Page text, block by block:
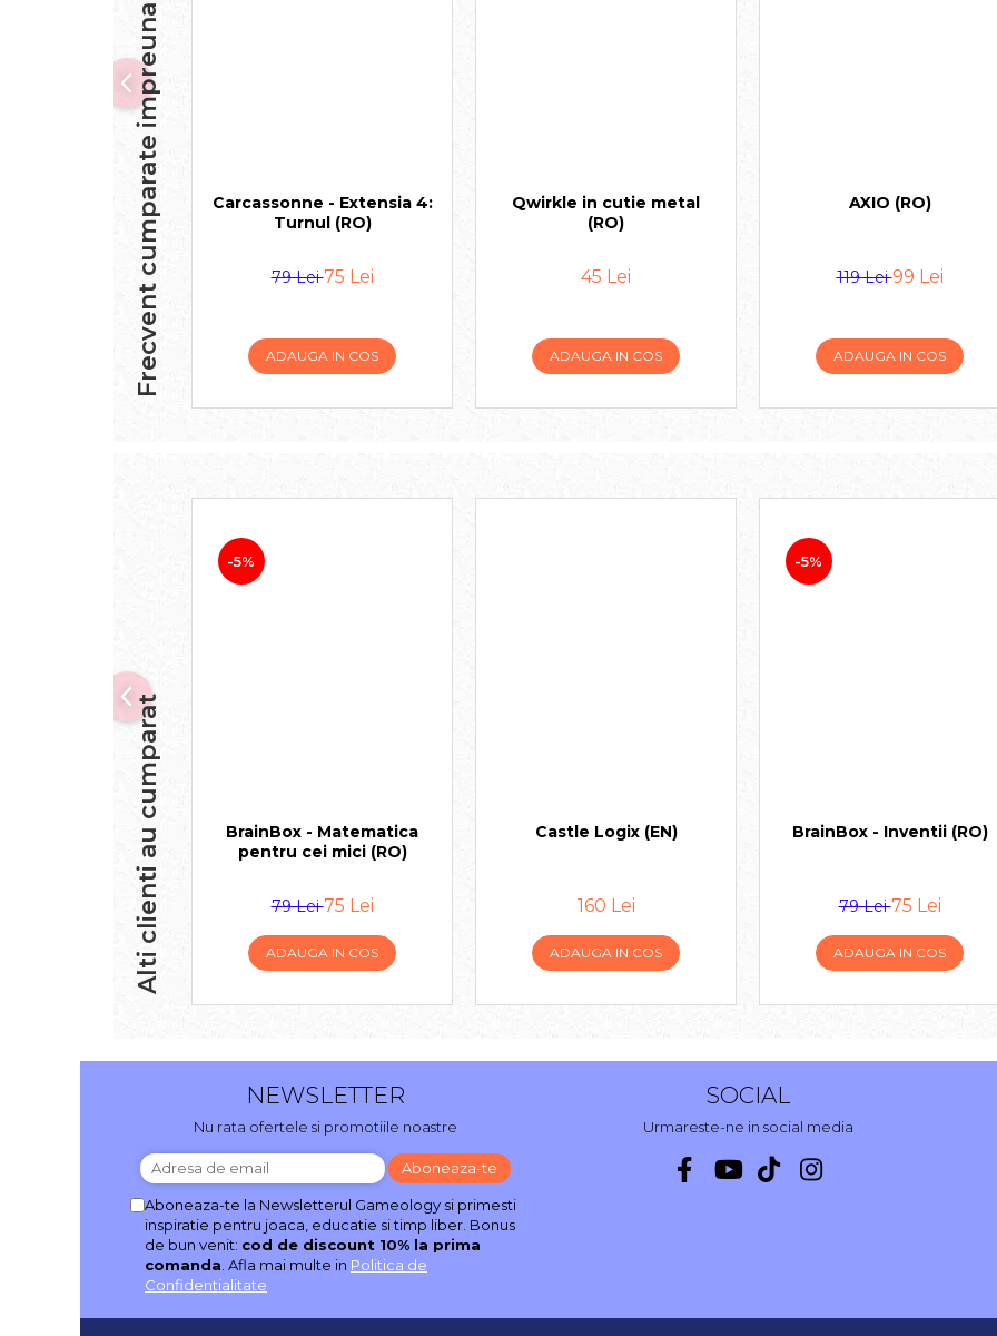
Frecvent cumparate impreuna
Carcassonne - Extensia 4:
Turnul (RO)
79 Lei75 Lei
ADAUGA IN COS
Qwirkle in cutie metal
(RO)
45 Lei
ADAUGA IN COS
AXIO (RO)
119 Lei99 Lei
ADAUGA IN COS
Alti clienti au cumparat
-5%
BrainBox - Matematica
pentru cei mici (RO)
79 Lei75 Lei
ADAUGA IN COS
Castle Logix (EN)
160 Lei
ADAUGA IN COS
-5%
BrainBox - Inventii (RO)
79 Lei75 Lei
ADAUGA IN COS
NEWSLETTER
Nu rata ofertele si promotiile noastre
Aboneaza-te la Newsletterul Gameology si primesti
inspiratie pentru joaca, educatie si timp liber. Bonus
de bun venit: cod de discount 10% la prima
comanda . Afla mai multe in Politica de
Confidentialitate
SOCIAL
Urmareste-ne in social media